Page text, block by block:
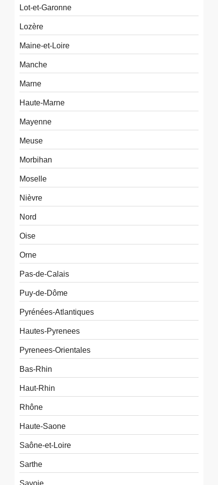
Lot-et-Garonne
Lozère
Maine-et-Loire
Manche
Marne
Haute-Marne
Mayenne
Meuse
Morbihan
Moselle
Nièvre
Nord
Oise
Orne
Pas-de-Calais
Puy-de-Dôme
Pyrénées-Atlantiques
Hautes-Pyrenees
Pyrenees-Orientales
Bas-Rhin
Haut-Rhin
Rhône
Haute-Saone
Saône-et-Loire
Sarthe
Savoie